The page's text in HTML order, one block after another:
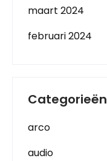
maart 2024
februari 2024
Categorieën
arco
audio